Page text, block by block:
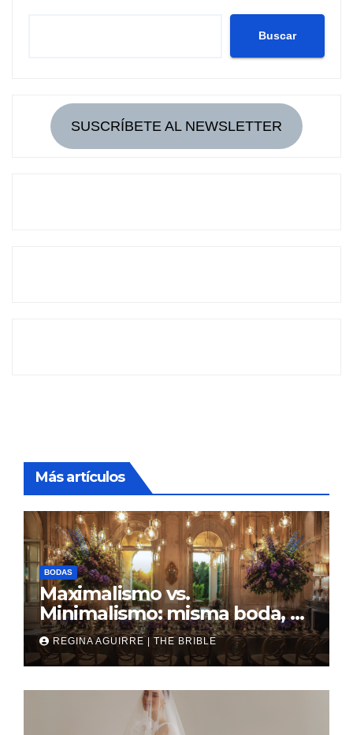
Buscar
SUSCRÍBETE AL NEWSLETTER
Más artículos
BODAS
Maximalismo vs.
Minimalismo: misma boda, al
revés
REGINA AGUIRRE | THE BRIBLE